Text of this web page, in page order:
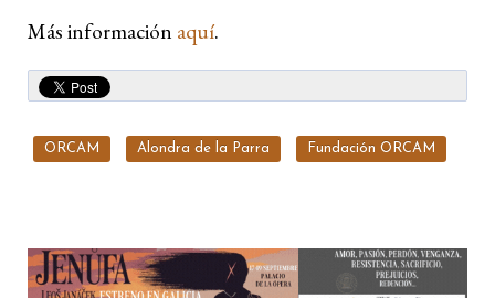
Más información aquí.
ORCAM Alondra de la Parra Fundación ORCAM